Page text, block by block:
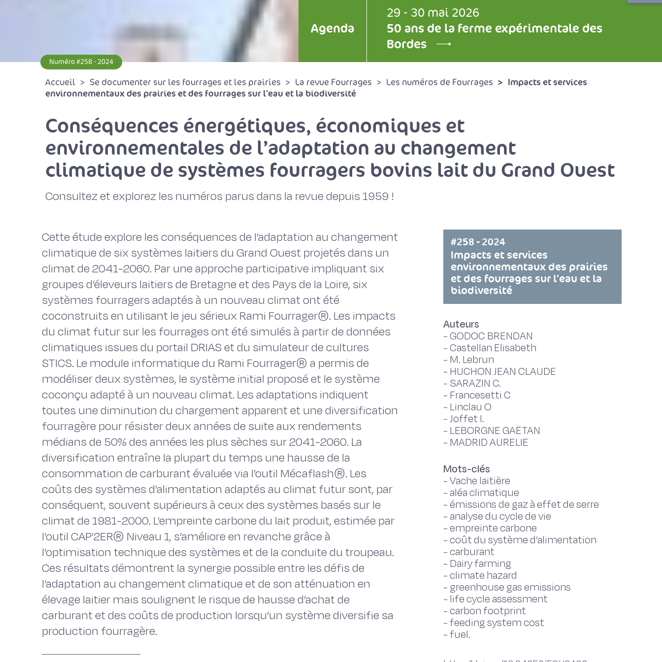
Agenda
29 - 30 mai 2026
50 ans de la ferme expérimentale des
Bordes
Numéro #258 - 2024
Accueil Se documenter sur les fourrages et les prairies La revue Fourrages Les numéros de Fourrages
Impacts et services
environnementaux des prairies et des fourrages sur l'eau et la biodiversité
Conséquences énergétiques, économiques et
environnementales de l’adaptation au changement
climatique de systèmes fourragers bovins lait du Grand Ouest
Consultez et explorez les numéros parus dans la revue depuis 1959 !
Cette étude explore les conséquences de l’adaptation au changement
climatique de six systèmes laitiers du Grand Ouest projetés dans un
climat de 2041-2060. Par une approche participative impliquant six
groupes d’éleveurs laitiers de Bretagne et des Pays de la Loire, six
systèmes fourragers adaptés à un nouveau climat ont été
coconstruits en utilisant le jeu sérieux Rami Fourrager®. Les impacts
du climat futur sur les fourrages ont été simulés à partir de données
climatiques issues du portail DRIAS et du simulateur de cultures
STICS. Le module informatique du Rami Fourrager® a permis de
modéliser deux systèmes, le système initial proposé et le système
coconçu adapté à un nouveau climat. Les adaptations indiquent
toutes une diminution du chargement apparent et une diversification
fourragère pour résister deux années de suite aux rendements
médians de 50% des années les plus sèches sur 2041-2060. La
diversification entraîne la plupart du temps une hausse de la
consommation de carburant évaluée via l’outil Mécaflash®. Les
coûts des systèmes d’alimentation adaptés au climat futur sont, par
conséquent, souvent supérieurs à ceux des systèmes basés sur le
climat de 1981-2000. L’empreinte carbone du lait produit, estimée par
l’outil CAP’2ER® Niveau 1, s’améliore en revanche grâce à
l’optimisation technique des systèmes et de la conduite du troupeau.
Ces résultats démontrent la synergie possible entre les défis de
l’adaptation au changement climatique et de son atténuation en
élevage laitier mais soulignent le risque de hausse d’achat de
carburant et des coûts de production lorsqu’un système diversifie sa
production fourragère.
#258 - 2024
Impacts et services
environnementaux des prairies
et des fourrages sur l'eau et la
biodiversité
Auteurs
-GODOC BRENDAN
-Castellan Elisabeth
- M. Lebrun
- HUCHON JEAN CLAUDE
- SARAZIN C.
- Francesetti C
- Linclau O
-Joffet I.
- LEBORGNE GAËTAN
- MADRID AURELIE
Mots-clés
-Vache laitière
- aléa climatique
-émissions de gaz à effet de serre
- analyse du cycle de vie
-empreinte carbone
-coût du système d’alimentation
-carburant
- Dairy farming
-climate hazard
- greenhouse gas emissions
- life cycle assessment
-carbon footprint
- feeding system cost
- fuel.